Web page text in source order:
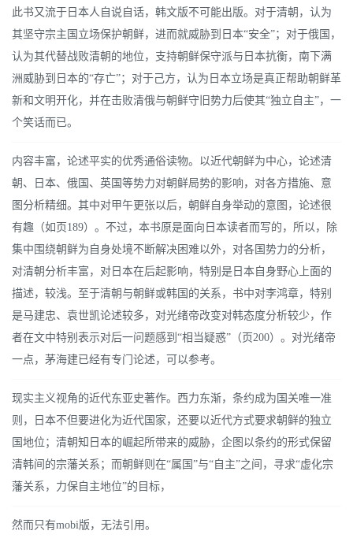
此书又流于日本人自说自话，韩文版不可能出版。对于清朝，认为
其坚守宗主国立场保护朝鲜，进而就威胁到日本“安全”；对于俄国，
认为其代替战败清朝的地位，支持朝鲜保守派与日本抗衡，南下满
洲威胁到日本的“存亡”；对于己方，认为日本立场是真正帮助朝鲜革
新和文明开化，并在击败清俄与朝鲜守旧势力后使其“独立自主”，一
个笑话而已。
内容丰富，论述平实的优秀通俗读物。以近代朝鲜为中心，论述清
朝、日本、俄国、英国等势力对朝鲜局势的影响，对各方措施、意
图分析精细。其中对甲午更张以后，朝鲜自身举动的意图，论述很
有趣（如页189）。不过，本书原是面向日本读者而写的，所以，除
集中围绕朝鲜为自身处境不断解决困难以外，对各国势力的分析，
对清朝分析丰富，对日本在后起影响，特别是日本自身野心上面的
描述，较浅。至于清朝与朝鲜或韩国的关系，书中对李鸿章，特别
是马建忠、袁世凯论述较多，对光绪帝改变对韩态度分析较少，作
者在文中特别表示对后一问题感到“相当疑惑”（页200）。对光绪帝
一点，茅海建已经有专门论述，可以参考。
现实主义视角的近代东亚史著作。西力东渐，条约成为国关唯一准
则，日本不但要进化为近代国家，还要以近代方式要求朝鲜的独立
国地位；清朝知日本的崛起所带来的威胁，企图以条约的形式保留
清韩间的宗藩关系；而朝鲜则在“属国”与“自主”之间，寻求“虚化宗
藩关系，力保自主地位”的目标，
然而只有mobi版，无法引用。